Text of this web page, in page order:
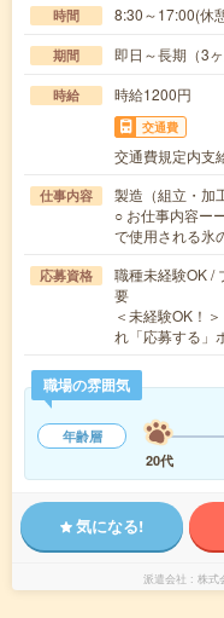
時間 8:30～17:00(休
期間 即日～長期（3
時給 時給1200円
交通費
交通費規定内支
仕事内容
製造（組立・加
○ お仕事内容ー
で使用される氷
応募資格
職種未経験OK /
要
＜未経験OK！
れ「応募する」
職場の雰囲気
年齢層
20代
気になる!
派遣会社 株式